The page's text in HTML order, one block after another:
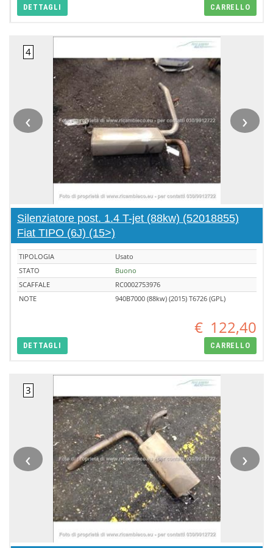
DETTAGLI CARRELLO
‹ ›
Silenziatore post. 1.4 T-jet (88kw) (52018855)
Fiat TIPO (6J) (15>)
TIPOLOGIA
Usato
STATO
Buono
SCAFFALE
RC0002753976
NOTE
940B7000 (88kw) (2015) T6726 (GPL)
€ 122,40
DETTAGLI CARRELLO
‹ ›